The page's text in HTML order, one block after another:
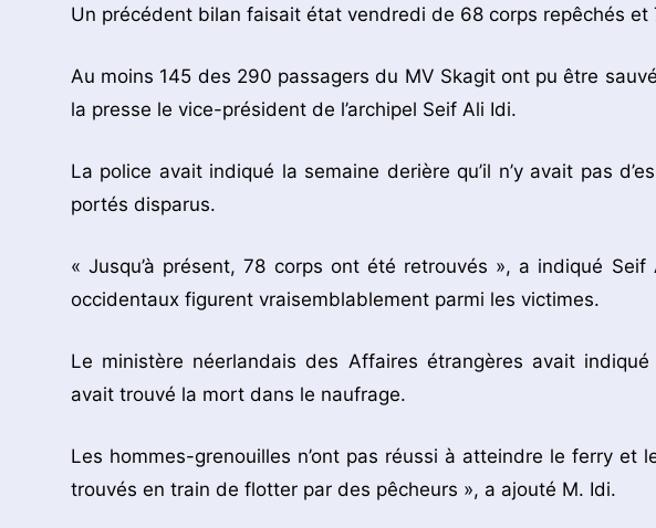
Un précédent bilan faisait état vendredi de 68 corps repêchés et
Au moins 145 des 290 passagers du MV Skagit ont pu être
la presse le vice-président de l’archipel Seif Ali Idi.
La police avait indiqué la semaine derière qu’il n’y avait pas
portés disparus.
« Jusqu’à présent, 78 corps ont été retrouvés », a indiqué
occidentaux figurent vraisemblablement parmi les victimes.
Le ministère néerlandais des Affaires étrangères avait
avait trouvé la mort dans le naufrage.
Les hommes-grenouilles n’ont pas réussi à atteindre le ferry et
trouvés en train de flotter par des pêcheurs », a ajouté M. Idi.